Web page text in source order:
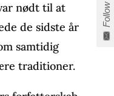
nødt til at
de sidste år
samtidig
traditioner.
Follow